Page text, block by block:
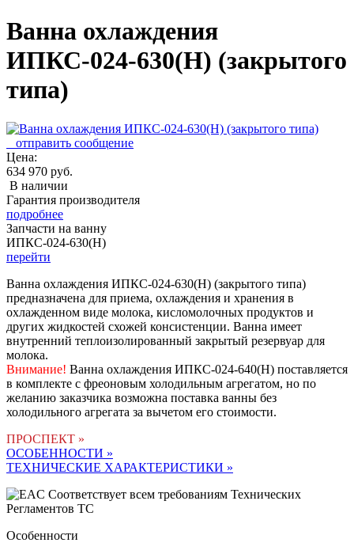
Ванна охлаждения
ИПКС-024-630(Н) (закрытого
типа)
отправить сообщение
Цена:
634 970 руб.
В наличии
Гарантия производителя
подробнее
Запчасти на ванну
ИПКС-024-630(Н)
перейти
Ванна охлаждения ИПКС-024-630(Н) (закрытого типа)
предназначена для приема, охлаждения и хранения в
охлажденном виде молока, кисломолочных продуктов и
других жидкостей схожей консистенции. Ванна имеет
внутренний теплоизолированный закрытый резервуар для
молока.
Внимание! Ванна охлаждения ИПКС-024-640(Н) поставляется
в комплекте с фреоновым холодильным агрегатом, но по
желанию заказчика возможна поставка ванны без
холодильного агрегата за вычетом его стоимости.
ПРОСПЕКТ »
ОСОБЕННОСТИ »
ТЕХНИЧЕСКИЕ ХАРАКТЕРИСТИКИ »
Соответствует всем требованиям Технических
Регламентов ТС
Особенности